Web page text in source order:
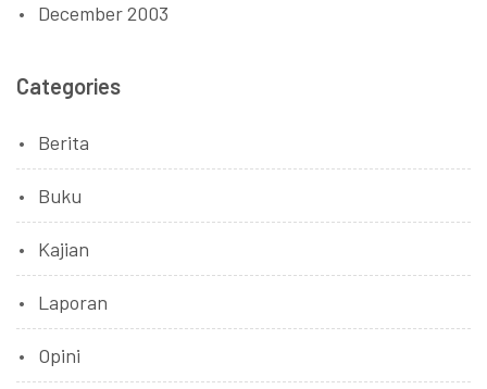
December 2003
Categories
Berita
Buku
Kajian
Laporan
Opini